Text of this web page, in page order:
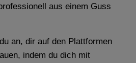
aus einem Guss
an, dir auf den Plattformen
indem du dich mit